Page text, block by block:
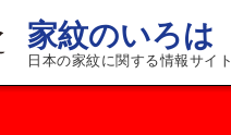
家紋のいろは
日本の家紋に関する情報サイト